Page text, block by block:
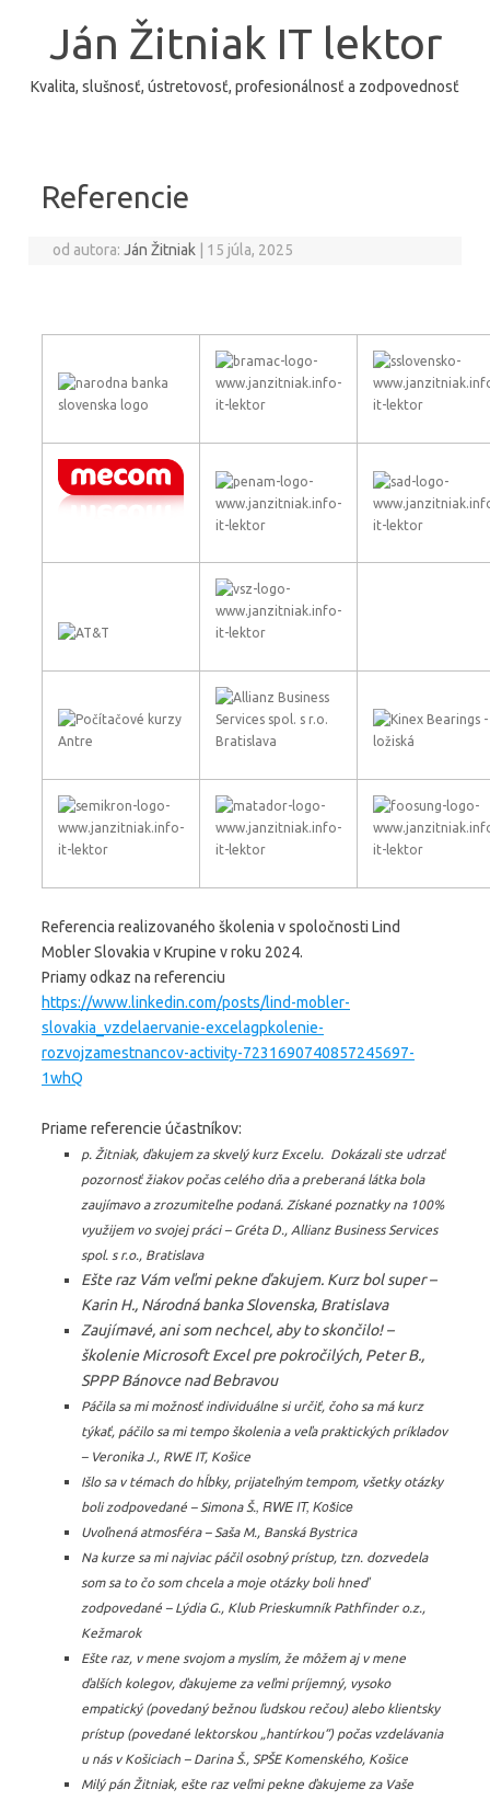
Ján Žitniak IT lektor
Kvalita, slušnosť, ústretovosť, profesionálnosť a zodpovednosť
Referencie
od autora:Ján Žitniak 15 júla, 2025
Referencia realizovaného školenia v spoločnosti Lind
Mobler Slovakia v Krupine v roku 2024.
Priamy odkaz na referenciu
https://www.linkedin.com/posts/lind-mobler-
slovakia_vzdelaervanie-excelagpkolenie-
rozvojzamestnancov-activity-7231690740857245697-
1whQ
Priame referencie účastníkov:
p. Žitniak, ďakujem za skvelý kurz Excelu. Dokázali ste udrzať
pozornosť žiakov počas celého dňa a preberaná látka bola
zaujímavo a zrozumiteľne podaná. Získané poznatky na 100%
využijem vo svojej práci – Gréta D., Allianz Business Services
spol. s r.o., Bratislava
Ešte raz Vám veľmi pekne ďakujem. Kurz bol super –
Karin H., Národná banka Slovenska, Bratislava
Zaujímavé, ani som nechcel, aby to skončilo! –
školenie Microsoft Excel pre pokročilých, Peter B.,
SPPP Bánovce nad Bebravou
Páčila sa mi možnosť individuálne si určiť, čoho sa má kurz
týkať, páčilo sa mi tempo školenia a veľa praktických príkladov
– Veronika J., RWE IT, Košice
Išlo sa v témach do hĺbky, prijateľným tempom, všetky otázky
boli zodpovedané – Simona Š., RWE IT, Košice
Uvoľnená atmosféra – Saša M., Banská Bystrica
Na kurze sa mi najviac páčil osobný prístup, tzn. dozvedela
som sa to čo som chcela a moje otázky boli hneď
zodpovedané – Lýdia G., Klub Prieskumník Pathfinder o.z.,
Kežmarok
Ešte raz, v mene svojom a myslím, že môžem aj v mene
ďalších kolegov, ďakujeme za veľmi príjemný, vysoko
empatický (povedaný bežnou ľudskou rečou) alebo klientsky
prístup (povedané lektorskou „hantírkou“) počas vzdelávania
u nás v Košiciach – Darina Š., SPŠE Komenského, Košice
Milý pán Žitniak, ešte raz veľmi pekne ďakujeme za Vaše